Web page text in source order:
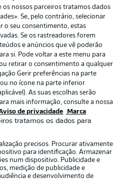
Avisos legais
Aviso de privacidade
Emissoras
Marca
Jogadores
os nossos parceiros tratamos dados
Se, pelo contrário, selecionar
o seu consentimento, estas
Se os rastreadores forem
e anúncios que vê poderão
si. Pode voltar a este menu para
retirar o consentimento a qualquer
Gerir preferências na parte
no ícone na parte inferior
As suas escolhas serão
mais informação, consulte a nossa
de privacidade Marca
tratamos os dados para
precisos. Procurar ativamente
para identificação. Armazenar
num dispositivo. Publicidade e
medição de publicidade e
e desenvolvimento de